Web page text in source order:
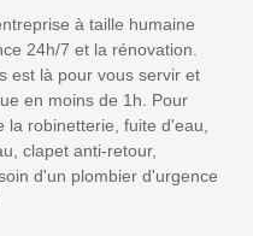
à taille humaine
24h/7 et la rénovation.
est là pour vous servir et
en moins de 1h. Pour
la robinetterie, fuite d'eau,
clapet anti-retour,
d'un plombier d'urgence